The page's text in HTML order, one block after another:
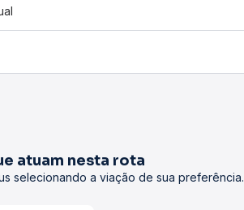
atuam nesta rota
selecionando a viação de sua preferência.